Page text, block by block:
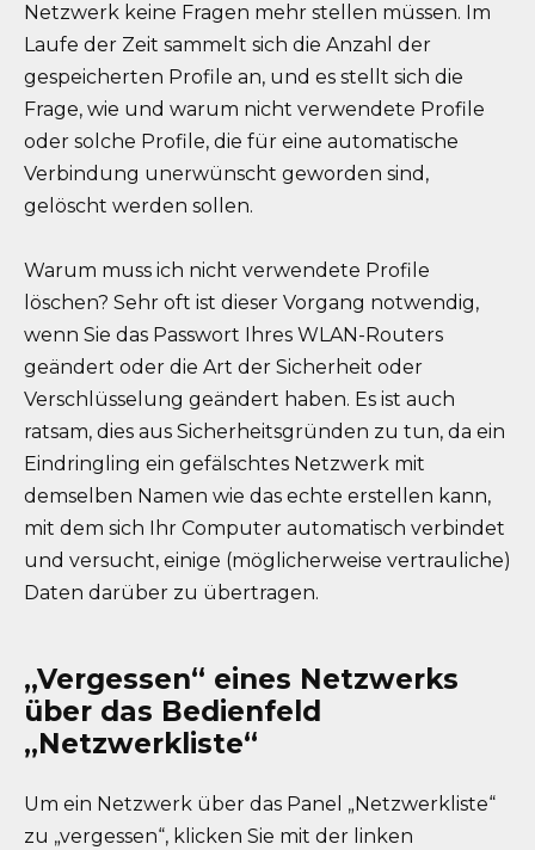
Netzwerk keine Fragen mehr stellen müssen. Im
Laufe der Zeit sammelt sich die Anzahl der
gespeicherten Profile an, und es stellt sich die
Frage, wie und warum nicht verwendete Profile
oder solche Profile, die für eine automatische
Verbindung unerwünscht geworden sind,
gelöscht werden sollen.
Warum muss ich nicht verwendete Profile
löschen? Sehr oft ist dieser Vorgang notwendig,
wenn Sie das Passwort Ihres WLAN-Routers
geändert oder die Art der Sicherheit oder
Verschlüsselung geändert haben. Es ist auch
ratsam, dies aus Sicherheitsgründen zu tun, da ein
Eindringling ein gefälschtes Netzwerk mit
demselben Namen wie das echte erstellen kann,
mit dem sich Ihr Computer automatisch verbindet
und versucht, einige (möglicherweise vertrauliche)
Daten darüber zu übertragen.
„Vergessen“ eines Netzwerks
über das Bedienfeld
„Netzwerkliste“
Um ein Netzwerk über das Panel „Netzwerkliste“
zu „vergessen“, klicken Sie mit der linken